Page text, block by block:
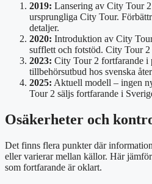
2019: Lansering av City Tour
ursprungliga City Tour.
detaljer.
2020: Introduktion av City
sufflett och fotstöd. City Tour 2
2023: City Tour 2 fortfarande i
tillbehörsutbud hos svenska
2025: Aktuell modell – ingen
Tour 2 säljs fortfarande i
Osäkerheter och
Det finns flera punkter där
eller varierar mellan källor. Här
som fortfarande är oklart.